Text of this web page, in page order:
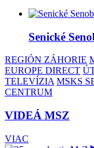
Senické
REGIÓN ZÁHORIE
EUROPE DIRECT
TELEVÍZIA MSKS
CENTRUM
VIDEÁ MSZ
VIAC